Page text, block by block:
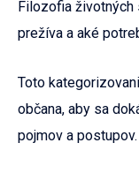
Filozofia životných
prežíva a aké
Toto
občana, aby sa
pojmov a postupov.